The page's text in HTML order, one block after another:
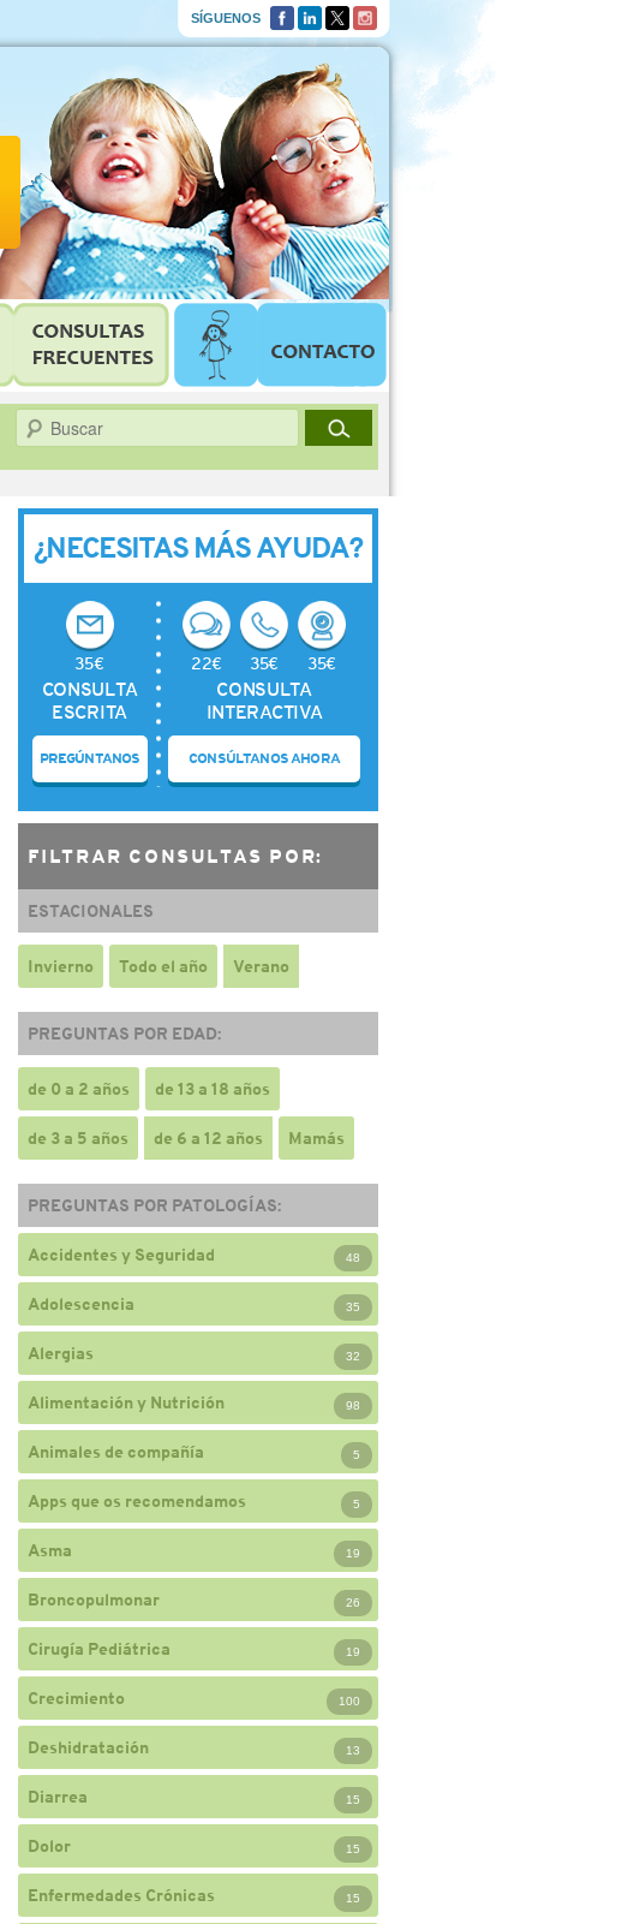
SÍGUENOS
Buscar
¿NECESITAS MÁS AYUDA?
35€
CONSULTA
ESCRITA
PREGÚNTANOS
22€ 35€ 35€
CONSULTA
INTERACTIVA
CONSÚLTANOS AHORA
FILTRAR CONSULTAS POR:
ESTACIONALES
Invierno Todo el año Verano
PREGUNTAS POR EDAD:
de 0 a 2 años de 13 a 18 años
de 3 a 5 años de 6 a 12 años Mamás
PREGUNTAS POR PATOLOGÍAS:
Accidentes y Seguridad 48
Adolescencia 35
Alergias 32
Alimentación y Nutrición 98
Animales de compañía 5
Apps que os recomendamos 5
Asma 19
Broncopulmonar 26
Cirugía Pediátrica 19
Crecimiento 100
Deshidratación 13
Diarrea 15
Dolor 15
Enfermedades Crónicas 15